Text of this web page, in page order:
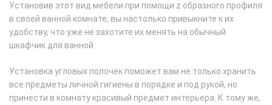
Установив этот вид мебели при помощи z образного профиля
в своей ванной комнате, вы настолько привыкните к их
удобству, что уже не захотите их менять на обычный
шкафчик для ванной.
Установка угловых полочек поможет вам не только хранить
все предметы личной гигиены в порядке и под рукой, но
принести в комнату красивый предмет интерьера. К тому же,